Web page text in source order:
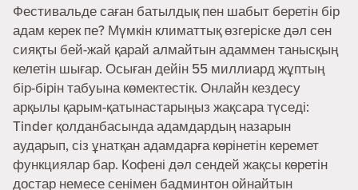
Фестивальде саған батылдық пен шабыт беретін бір
адам керек пе? Мүмкін климаттық өзгеріске дәл сен
сияқты бей-жай қарай алмайтын адаммен танысқың
келетін шығар. Осыған дейін 55 миллиард жұптың
бір-бірін табуына көмектестік. Онлайн кездесу
арқылы қарым-қатынастарыңыз жақсара түседі:
Tinder қолданбасында адамдардың назарын
аударып, сіз ұнатқан адамдарға көрінетін керемет
функциялар бар. Кофені дәл сендей жақсы көретін
достар немесе сенімен бадминтон ойнайтын